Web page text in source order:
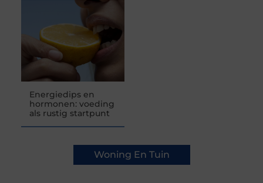
Energiedips en
hormonen: voeding
als rustig startpunt
Woning En Tuin